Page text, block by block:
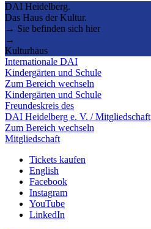
DAI Heidelberg.
Das Haus der Kultur.
→ Sie befinden sich hier
→
Kulturhaus
Internationale DAI
Kindergärten und Schule
Zum Bereich wechseln
Kindergärten und Schule
Freundeskreis des
DAI Heidelberg e. V. / Mitgliedschaft
Zum Bereich wechseln
Mitgliedschaft
Tickets kaufen
English
Facebook
Instagram
YouTube
LinkedIn